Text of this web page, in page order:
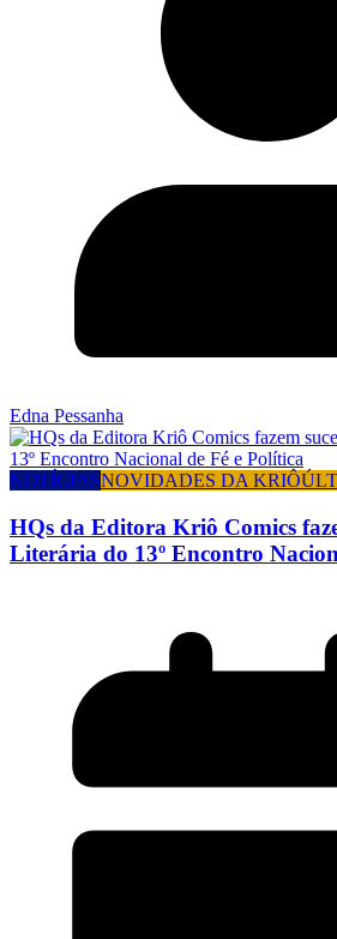
Edna Pessanha
NOTÍCIASNOVIDADES DA KRIÔ
HQs da Editora Kriô Comics
Literária do 13º Encontro